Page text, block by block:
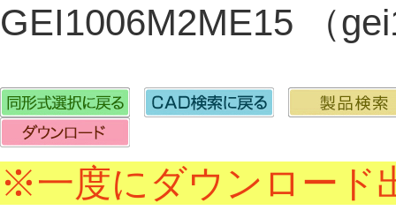
GEI1006M2ME15 （
※一度にダウンロード